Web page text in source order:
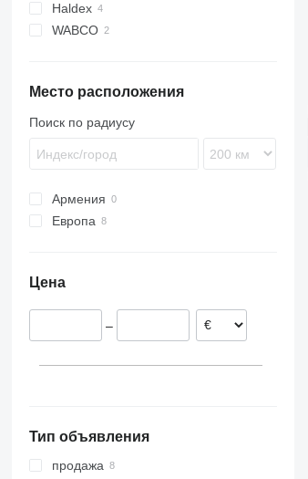
Haldex
WABCO
Место расположения
Поиск по радиусу
Армения
Европа
Цена
–
Тип объявления
продажа